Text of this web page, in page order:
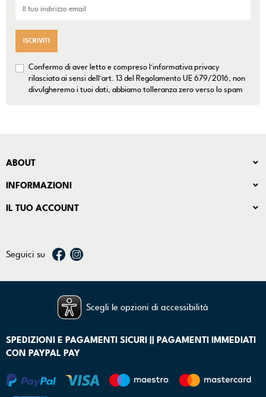
ISCRIVITI
Confermo di aver letto e compreso l’informativa privacy
rilasciata ai sensi dell’art. 13 del Regolamento UE 679/2016, non
divulgheremo i tuoi dati, abbiamo tolleranza zero verso lo spam
ABOUT
INFORMAZIONI
IL TUO ACCOUNT
Seguici su
Scegli le opzioni di accessibilità
SPEDIZIONI E PAGAMENTI SICURI || PAGAMENTI IMMEDIATI
CON PAYPAL PAY